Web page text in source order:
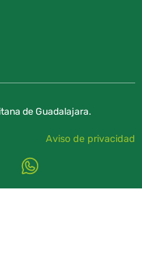
de Guadalajara.
Aviso de privacidad